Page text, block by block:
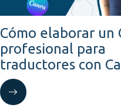
Cómo elaborar un
profesional para
traductores con